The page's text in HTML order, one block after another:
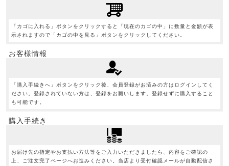
「カゴに入れる」ボタンをクリックすると「現在のカゴの中」に数量と金額が表
示されますので「カゴの中を見る」ボタンをクリックしてください。
お客様情報
「購入手続きへ」ボタンをクリック後、会員登録がお済みの方はログインしてく
ださい。登録されていない方は、登録をお願いします。登録せずに購入すること
も可能です。
購入手続き
お届け先の指定やお支払い方法等をご入力いただきましたら、内容をご確認の
上、ご注文完了ページへお進みください。当店より受付確認メールが自動配信さ